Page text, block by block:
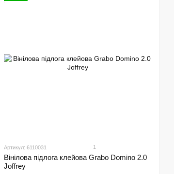
а також для офісів магазинів і приміщень з
комфорт під час ходьби
камінь та сучасні текстури Це дозволяє
якості та професійною консультацією Це
Артикул: 6110031 1
Вінілова підлога клейова Grabo Domino 2.0
Joffrey